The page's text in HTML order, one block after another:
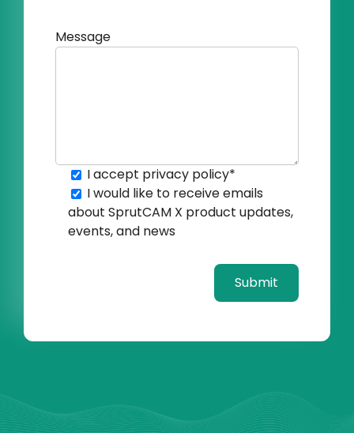
Message
I accept privacy policy*
I would like to receive emails
about SprutCAM X product updates,
events, and news